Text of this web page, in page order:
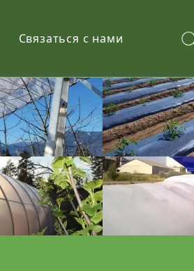
Связаться с нами